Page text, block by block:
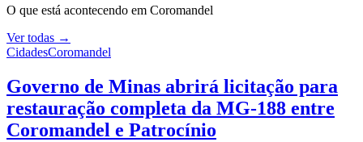
O que está acontecendo em Coromandel
Ver todas →
CidadesCoromandel
Governo de Minas abrirá licitação para
restauração completa da MG-188 entre
Coromandel e Patrocínio